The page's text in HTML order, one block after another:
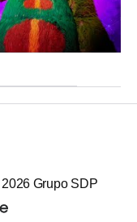
2026 Grupo SDP